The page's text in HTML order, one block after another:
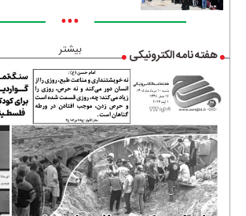
•••
بیشتر هفته نامه الکترونیکی